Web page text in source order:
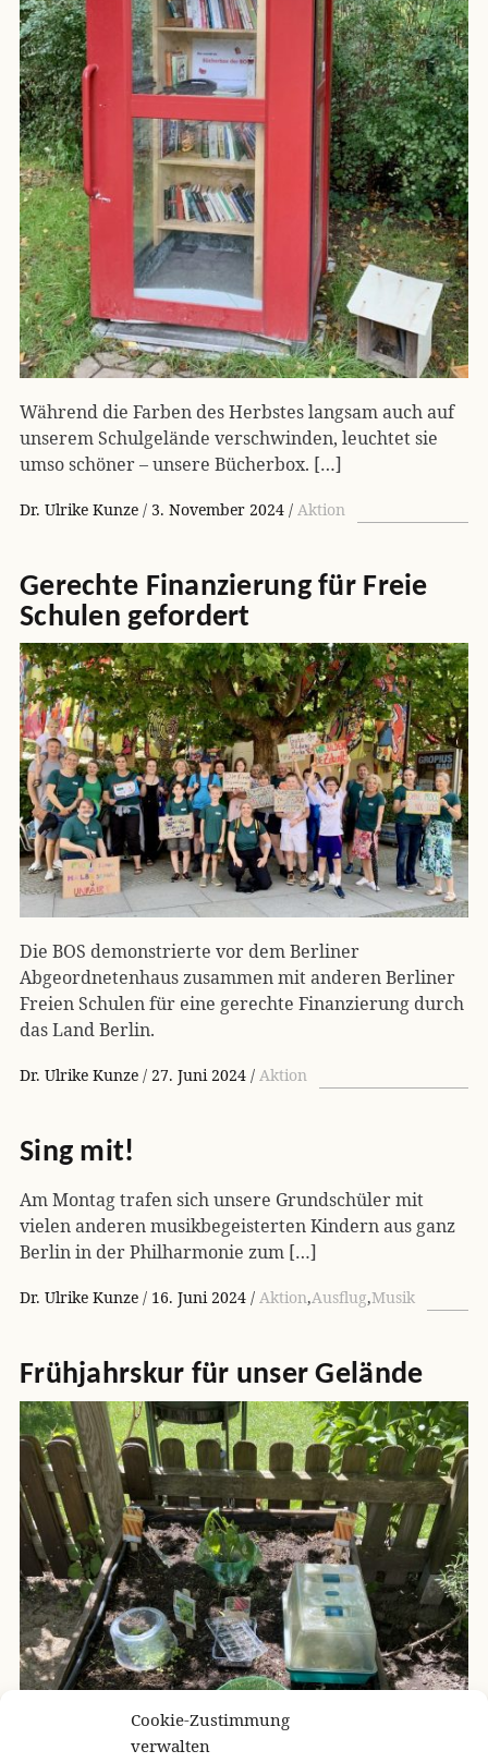
Cookie-Zustimmung
verwalten
Während die Farben des Herbstes langsam auch auf
unserem Schulgelände verschwinden, leuchtet sie
umso schöner – unsere Bücherbox. […]
Dr. Ulrike Kunze 3. November 2024 Aktion
Gerechte Finanzierung für Freie
Schulen gefordert
Die BOS demonstrierte vor dem Berliner
Abgeordnetenhaus zusammen mit anderen Berliner
Freien Schulen für eine gerechte Finanzierung durch
das Land Berlin.
Dr. Ulrike Kunze 27. Juni 2024 Aktion
Sing mit!
Am Montag trafen sich unsere Grundschüler mit
vielen anderen musikbegeisterten Kindern aus ganz
Berlin in der Philharmonie zum […]
Dr. Ulrike Kunze 16. Juni 2024 Aktion,Ausflug,Musik
Frühjahrskur für unser Gelände